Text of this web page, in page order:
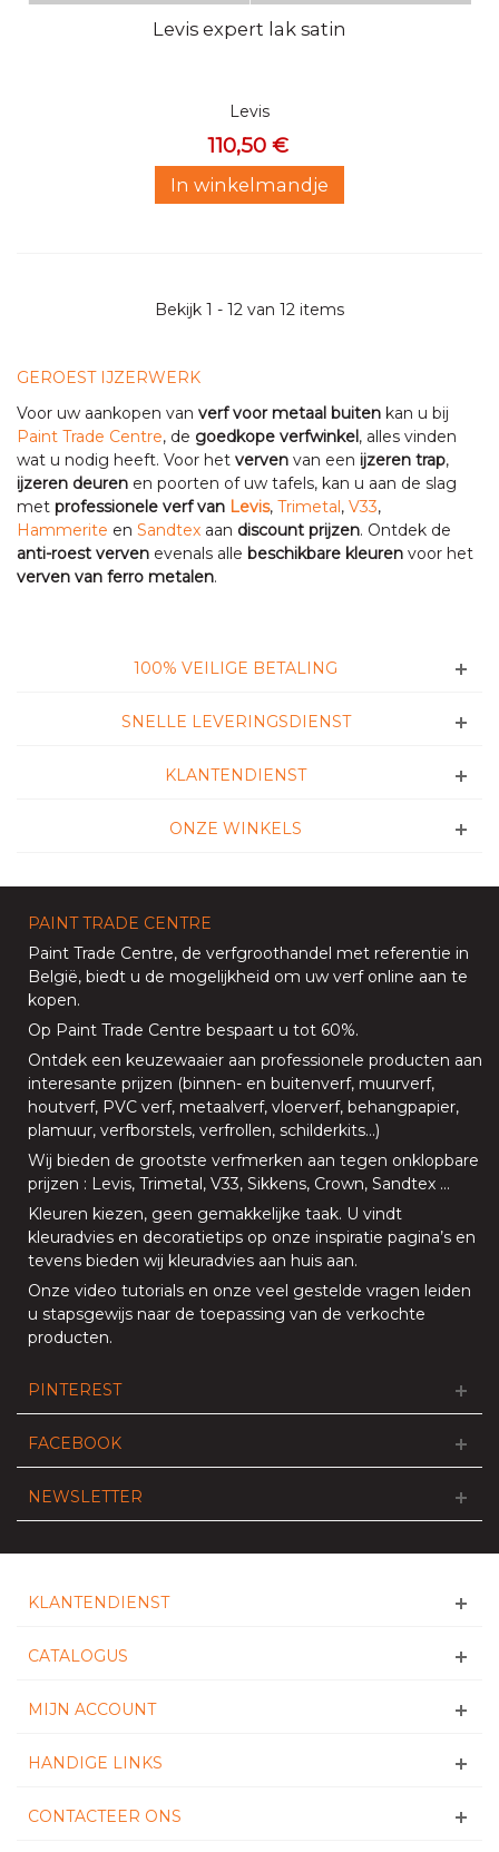
Levis expert lak satin
Levis
110,50 €
In winkelmandje
Bekijk 1 - 12 van 12 items
GEROEST IJZERWERK
Voor uw aankopen van verf voor metaal buiten kan u bij
Paint Trade Centre, de goedkope verfwinkel, alles vinden
wat u nodig heeft. Voor het verven van een ijzeren trap,
ijzeren deuren en poorten of uw tafels, kan u aan de slag
met professionele verf van Levis, Trimetal, V33,
Hammerite en Sandtex aan discount prijzen. Ontdek de
anti-roest verven evenals alle beschikbare kleuren voor het
verven van ferro metalen.
100% VEILIGE BETALING
SNELLE LEVERINGSDIENST
KLANTENDIENST
ONZE WINKELS
PAINT TRADE CENTRE
Paint Trade Centre, de verfgroothandel met referentie in
België, biedt u de mogelijkheid om uw verf online aan te
kopen.
Op Paint Trade Centre bespaart u tot 60%.
Ontdek een keuzewaaier aan professionele producten aan
interesante prijzen (binnen- en buitenverf, muurverf,
houtverf, PVC verf, metaalverf, vloerverf, behangpapier,
plamuur, verfborstels, verfrollen, schilderkits…)
Wij bieden de grootste verfmerken aan tegen onklopbare
prijzen : Levis, Trimetal, V33, Sikkens, Crown, Sandtex …
Kleuren kiezen, geen gemakkelijke taak. U vindt
kleuradvies en decoratietips op onze inspiratie pagina’s en
tevens bieden wij kleuradvies aan huis aan.
Onze video tutorials en onze veel gestelde vragen leiden
u stapsgewijs naar de toepassing van de verkochte
producten.
PINTEREST
FACEBOOK
NEWSLETTER
KLANTENDIENST
CATALOGUS
MIJN ACCOUNT
HANDIGE LINKS
CONTACTEER ONS